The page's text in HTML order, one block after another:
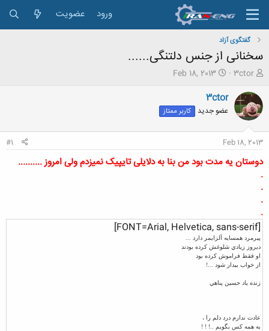
ورود عضویت
گفتگوی آزاد
سخنانی از جنس دلتنگی......
ش
و
ع
ک
ه
3ctor
ت
ر
خ
ع
Feb 18, 2013
3ctor
عضو جدید کاربر ممتاز
Feb 18, 2013
#1
دوستان یه مدت بود من بنا به دلایلی تایپیک نمیزدم ولی امروز ..........
.
.
.
.
[FONT=Arial, Helvetica, sans-serif]
پيرمرد همسايه آلزايمر دارد ...
ديروز زيادي شلوغش کرده بودند
او فقط فراموش کرده بود
از خواب بيدار شود ...!
زنده یاد حسين پناهي
عادت ندارم درد دلم را ،
به همه کس بگویم ..! ! !